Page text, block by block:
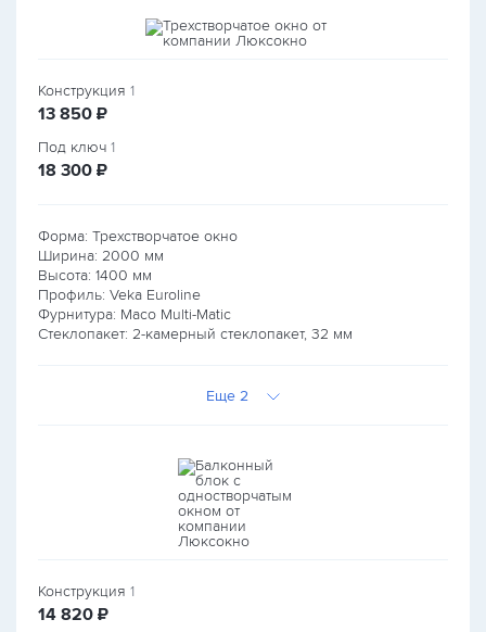
Конструкция 1
13 850 руб.
₽
Под ключ 1
18 300 руб.
₽
Форма: Трехстворчатое окно
Ширина: 2000 мм
Высота: 1400 мм
Профиль: Veka Euroline
Фурнитура: Maco Multi-Matic
Стеклопакет: 2-камерный стеклопакет, 32 мм
Еще 2
Конструкция 1
14 820 руб.
₽